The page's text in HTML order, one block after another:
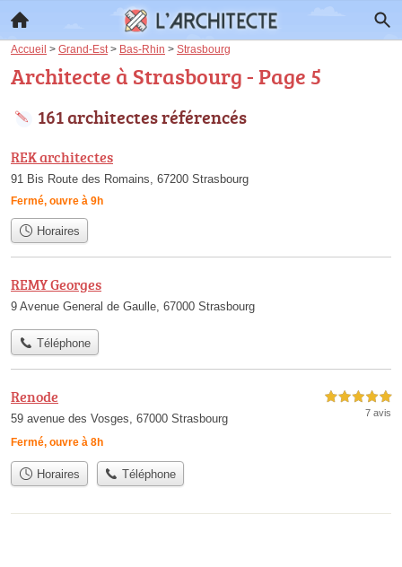
Accueil > Grand-Est > Bas-Rhin > Strasbourg
Architecte à Strasbourg - Page 5
161 architectes référencés
REK architectes
91 Bis Route des Romains, 67200 Strasbourg
Fermé, ouvre à 9h
Horaires
REMY Georges
9 Avenue General de Gaulle, 67000 Strasbourg
Téléphone
Renode
59 avenue des Vosges, 67000 Strasbourg
Fermé, ouvre à 8h
5,0 étoiles sur 5
7 avis
Horaires Téléphone